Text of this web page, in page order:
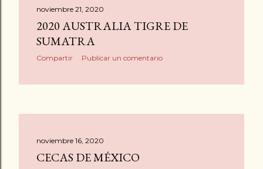
noviembre 21, 2020
2020 AUSTRALIA TIGRE DE
SUMATRA
Compartir Publicar un comentario
noviembre 16, 2020
CECAS DE MÉXICO